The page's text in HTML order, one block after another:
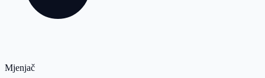
Mjenjač